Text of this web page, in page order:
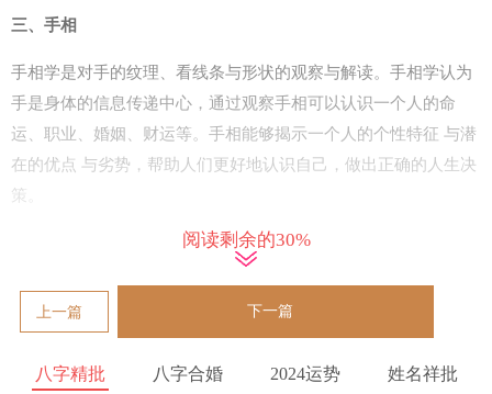
三、手相
手相学是对手的纹理、看线条与形状的观察与解读。手相学认为
手是身体的信息传递中心，通过观察手相可以认识一个人的命
运、职业、婚姻、财运等。手相能够揭示一个人的个性特征 与潜
在的优点 与劣势，帮助人们更好地认识自己，做出正确的人生决
策。
1、手相的基本纹理与线条
2、手相与命运的关系
3、手相与职业的关系
4、手相的解读方法
阅读剩余的30%
上一篇 下一篇
八字精批 八字合婚 2024运势 姓名祥批